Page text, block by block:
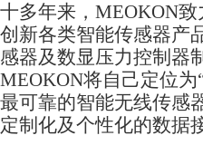
十多年来，MEOKON
创新各类智能传感器产
感器及数显压力控制器
MEOKON将自己定位
最可靠的智能无线传感
定制化及个性化的数据